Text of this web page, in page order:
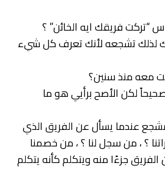
“تركت فريقك ايه الخائن” ؟
لذلك تشجعه لأنك تعرف كل شيء
معه منذ سنين؟
لكن الأصح برأيي هو ما
عندما يسأل عن الفريق الذي
؟ ، من سجل لنا ؟ ، من خصمنا
الفريق جزءًا منه ويتكلم كأنه يتكلم